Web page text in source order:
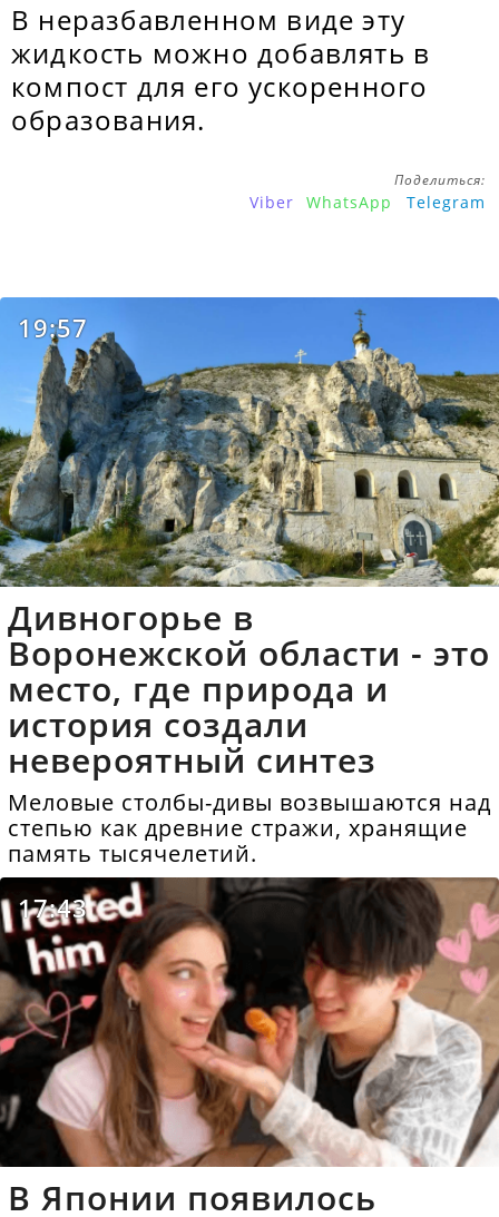
В неразбавленном виде эту
жидкость можно добавлять в
компост для его ускоренного
образования.
Поделиться:
Viber WhatsApp Telegram
19:57
Дивногорье в
Воронежской области - это
место, где природа и
история создали
невероятный синтез
Меловые столбы-дивы возвышаются над
степью как древние стражи, хранящие
память тысячелетий.
17:43
В Японии появилось